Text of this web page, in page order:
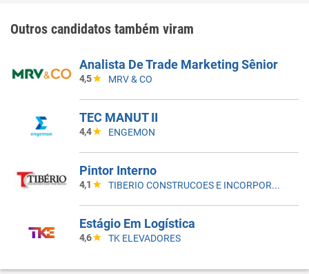
Outros candidatos também viram
Analista De Trade Marketing Sênior
4,5 MRV & CO
TEC MANUT II
4,4 ENGEMON
Pintor Interno
4,1 TIBERIO CONSTRUCOES E INCORPORACOES
Estágio Em Logística
4,6 TK ELEVADORES